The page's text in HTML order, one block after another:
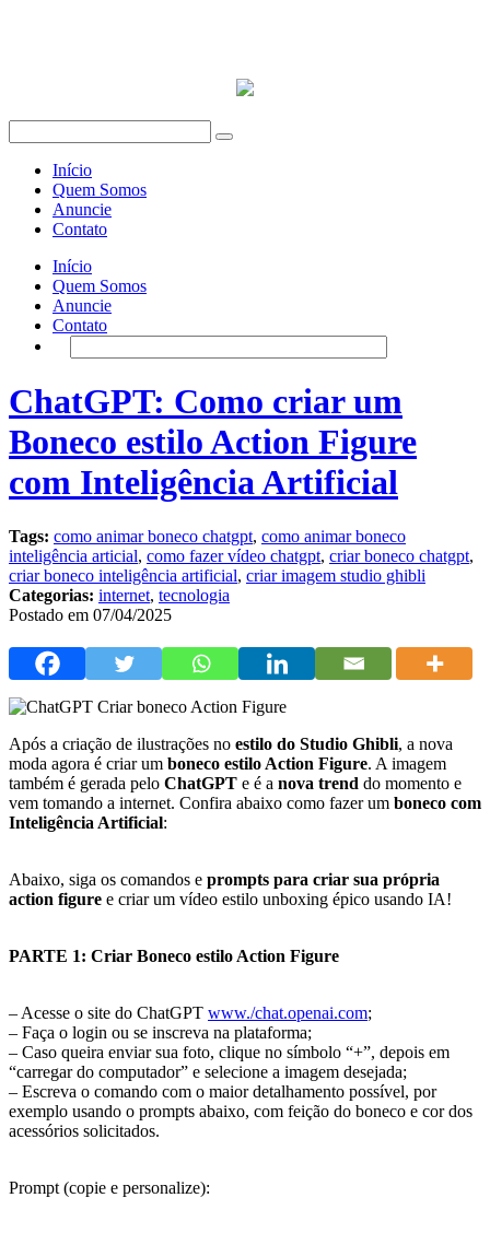
Início
Quem Somos
Anuncie
Contato
Início
Quem Somos
Anuncie
Contato
ChatGPT: Como criar um
Boneco estilo Action Figure
com Inteligência Artificial
Tags: como animar boneco chatgpt, como animar boneco
inteligência articial, como fazer vídeo chatgpt, criar boneco chatgpt,
criar boneco inteligência artificial, criar imagem studio ghibli
Categorias: internet, tecnologia
Postado em 07/04/2025
Após a criação de ilustrações no estilo do Studio Ghibli, a nova
moda agora é criar um boneco estilo Action Figure. A imagem
também é gerada pelo ChatGPT e é a nova trend do momento e
vem tomando a internet. Confira abaixo como fazer um boneco com
Inteligência Artificial:
Abaixo, siga os comandos e prompts para criar sua própria
action figure e criar um vídeo estilo unboxing épico usando IA!
PARTE 1: Criar Boneco estilo Action Figure
– Acesse o site do ChatGPT www./chat.openai.com;
– Faça o login ou se inscreva na plataforma;
– Caso queira enviar sua foto, clique no símbolo “+”, depois em
“carregar do computador” e selecione a imagem desejada;
– Escreva o comando com o maior detalhamento possível, por
exemplo usando o prompts abaixo, com feição do boneco e cor dos
acessórios solicitados.
Prompt (copie e personalize):